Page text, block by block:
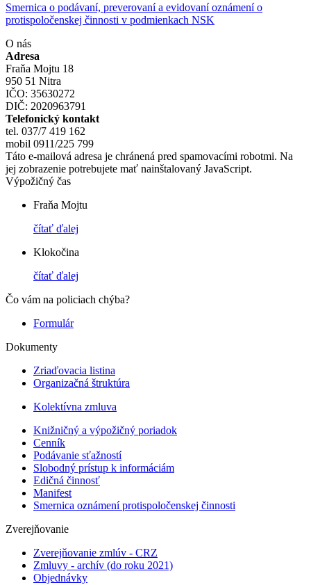
Smernica o podávaní, preverovaní a evidovaní oznámení o
protispoločenskej činnosti v podmienkach NSK
O nás
Adresa
Fraňa Mojtu 18
950 51 Nitra
IČO: 35630272
DIČ: 2020963791
Telefonický kontakt
tel. 037/7 419 162
mobil 0911/225 799
Táto e-mailová adresa je chránená pred spamovacími robotmi. Na
jej zobrazenie potrebujete mať nainštalovaný JavaScript.
Výpožičný čas
Fraňa Mojtu
čítať ďalej
Klokočina
čítať ďalej
Čo vám na policiach chýba?
Formulár
Dokumenty
Zriaďovacia listina
Organizačná štruktúra
Kolektívna zmluva
Knižničný a výpožičný poriadok
Cenník
Podávanie sťažností
Slobodný prístup k informáciám
Edičná činnosť
Manifest
Smernica oznámení protispoločenskej činnosti
Zverejňovanie
Zverejňovanie zmlúv - CRZ
Zmluvy - archív (do roku 2021)
Objednávky